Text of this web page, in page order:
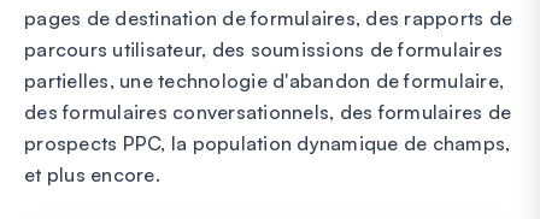
pages de destination de formulaires, des rapports de
parcours utilisateur, des soumissions de formulaires
partielles, une technologie d'abandon de formulaire,
des formulaires conversationnels, des formulaires de
prospects PPC, la population dynamique de champs,
et plus encore.